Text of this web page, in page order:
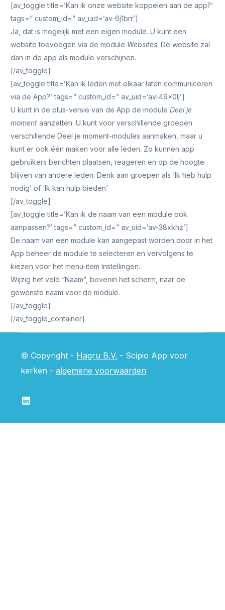
[av_toggle title=’Kan ik onze website koppelen aan de app?’
tags=” custom_id=” av_uid=’av-6j1brr’]
Ja, dat is mogelijk met een eigen module. U kunt een
website toevoegen via de module Websites. De website zal
dan in de app als module verschijnen.
[/av_toggle]
[av_toggle title=’Kan ik leden met elkaar laten communiceren
via de App?’ tags=” custom_id=” av_uid=’av-49x0lj’]
U kunt in de plus-versie van de App de moduleDeel je
moment aanzetten. U kunt voor verschillende groepen
verschillende Deel je moment-modules aanmaken, maar u
kunt er ook één maken voor alle leden. Zo kunnen app
gebruikers berichten plaatsen, reageren en op de hoogte
blijven van andere leden. Denk aan groepen als ‘Ik heb hulp
nodig’ of ‘Ik kan hulp bieden’
[/av_toggle]
[av_toggle title=’Kan ik de naam van een module ook
aanpassen?’ tags=” custom_id=” av_uid=’av-38xkhz’]
De naam van een module kan aangepast worden door in het
App beheer de module te selecteren en vervolgens te
kiezen voor het menu-item Instellingen.
Wijzig het veld “Naam”, bovenin het scherm, naar de
gewenste naam voor de module.
[/av_toggle]
[/av_toggle_container]
© Copyright - Hagru B.V. - Scipio App voor
kerken -algemene voorwaarden